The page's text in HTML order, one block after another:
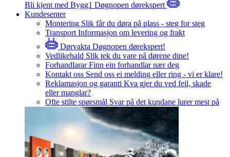
Bli kjent med Bygg1 Døgnopen dørekspert
Kundesenter
Montering Slik får du døra på plass - steg for steg
Transport Informasjon om levering og frakt
Dørvakta Døgnopen dørekspert!
Vedlikehald Slik tek du vare på dørene dine!
Forhandlarar Finn ein forhandlar nær deg
Kontakt oss Send oss ei melding eller ring - vi er klare!
Reklamasjon og garanti Kva gjer du ved feil, skade
eller manglar?
Ofte stilte spørsmål Svar på det kundane lurer mest på